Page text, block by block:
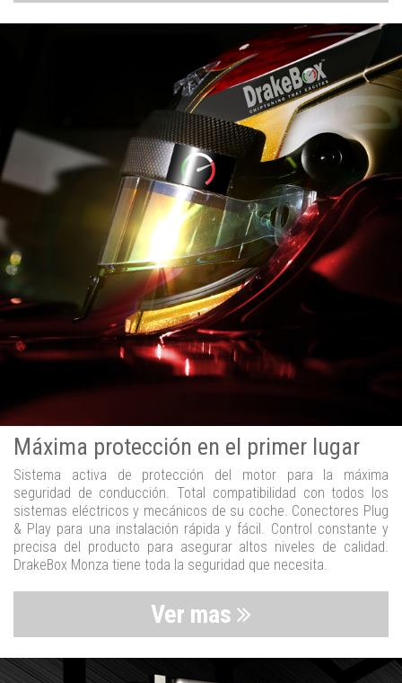
Máxima protección en el primer lugar
Sistema activa de protección del motor para la máxima
seguridad de conducción. Total compatibilidad con todos los
sistemas eléctricos y mecánicos de su coche. Conectores Plug
& Play para una instalación rápida y fácil. Control constante y
precisa del producto para asegurar altos niveles de calidad.
DrakeBox Monza tiene toda la seguridad que necesita.
Ver mas